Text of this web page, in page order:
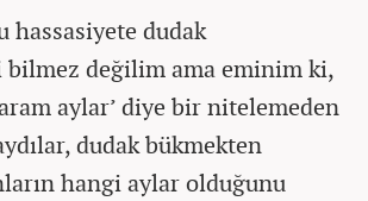
hassasiyete dudak
bilmez değilim ama eminim ki,
aylar’ diye bir nitelemeden
dudak bükmekten
hangi aylar olduğunu